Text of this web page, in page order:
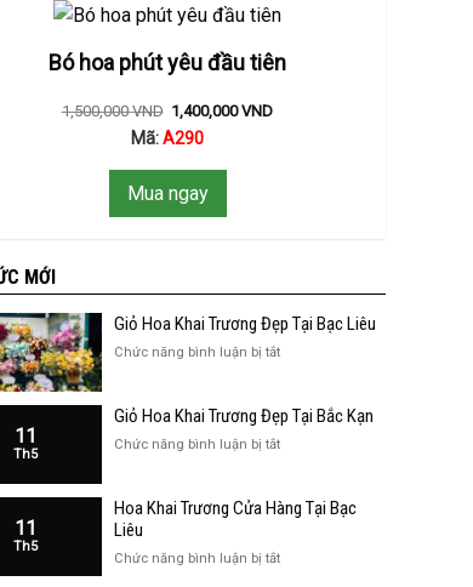
Bó hoa phút yêu đầu tiên
1,500,000VND 1,400,000VND
Mã:A290
Mua ngay
MỚI
Giỏ Hoa Khai Trương Đẹp Tại Bạc Liêu
Chức năng bình luận bị tắtở
Khai
Đẹp
Liêu
11
Th5
Giỏ Hoa Khai Trương Đẹp Tại Bắc Kạn
Chức năng bình luận bị tắtở
Khai
Tại
11
Th5
Hoa Khai Trương Cửa Hàng Tại Bạc
Liêu
Chức năng bình luận bị tắtở